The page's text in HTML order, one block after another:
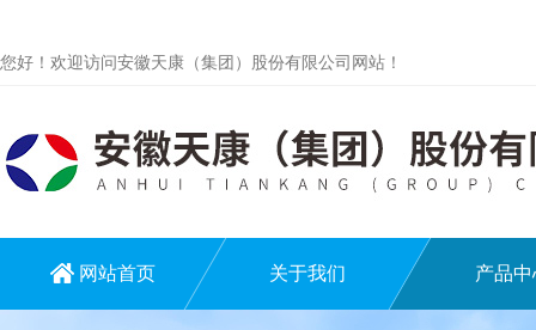
您好！欢迎访问安徽天康（集团）股份有限公司网站！
网站首页 关于我们 产品中